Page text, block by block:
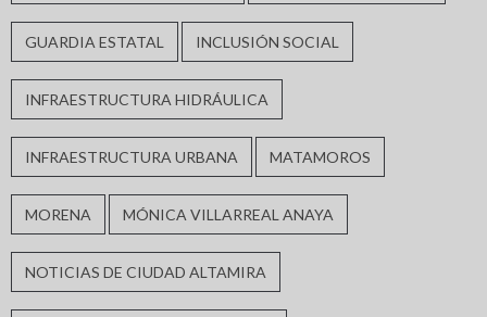
GUARDIA ESTATAL INCLUSIÓN SOCIAL
INFRAESTRUCTURA HIDRÁULICA
INFRAESTRUCTURA URBANA MATAMOROS
MORENA MÓNICA VILLARREAL ANAYA
NOTICIAS DE CIUDAD ALTAMIRA